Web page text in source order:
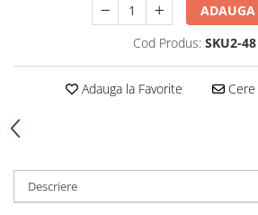
ADAUGA
Cod Produs: SKU2-48
Adauga la Favorite Cere
Descriere